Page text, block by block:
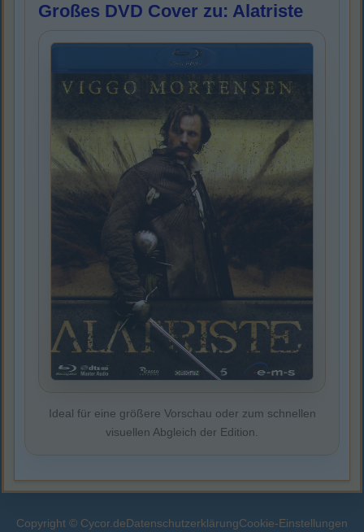
Großes DVD Cover zu: Alatriste
Ideal für eine größere Vorschau oder zum schnellen
visuellen Abgleich der Edition.
Copyright © Cycor.deDatenschutzerklärungCookie-Einstellungen